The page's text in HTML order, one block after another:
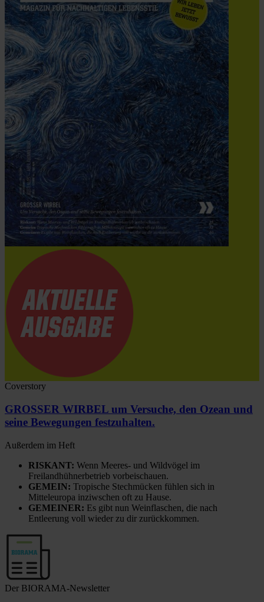
Coverstory
GROSSER WIRBEL um Versuche, den Ozean und
seine Bewegungen festzuhalten.
Außerdem im Heft
RISKANT: Wenn Meeres- und Wildvögel im
Freilandhühnerbetrieb vorbeischauen.
GEMEIN: Tropische Stechmücken fühlen sich in
Mitteleuropa inziwschen oft zu Hause.
GEMEINER: Es gibt nun Weinflaschen, die nach
Entleerung voll wieder zu dir zurückkommen.
Der BIORAMA-Newsletter